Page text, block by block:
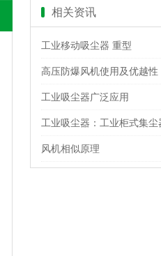
相关资讯
工业移动吸尘器 重型
高压防爆风机使用及优越性
工业吸尘器广泛应用
工业吸尘器：工业柜式集尘
风机相似原理